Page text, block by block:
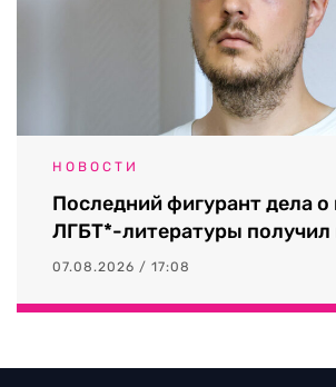
НОВОСТИ
Последний фигурант дела
ЛГБТ*-литературы получил
07.08.2026 / 17:08